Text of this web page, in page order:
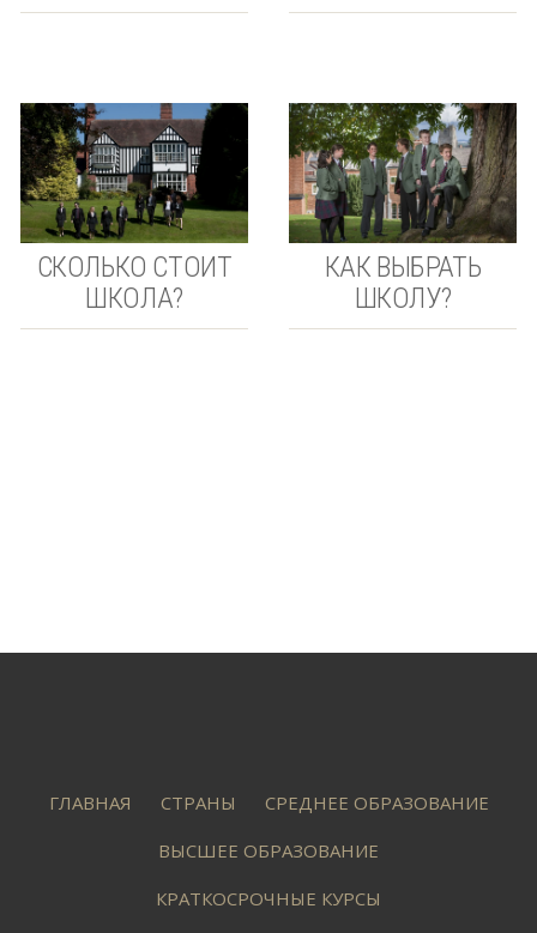
СКОЛЬКО СТОИТ
ШКОЛА?
КАК ВЫБРАТЬ
ШКОЛУ?
ГЛАВНАЯ СТРАНЫ
СРЕДНЕЕ ОБРАЗОВАНИЕ
ВЫСШЕЕ ОБРАЗОВАНИЕ
КРАТКОСРОЧНЫЕ КУРСЫ